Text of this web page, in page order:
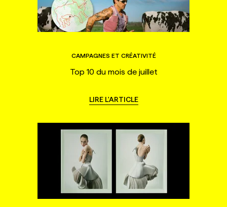
CAMPAGNES ET CRÉATIVITÉ
Top 10 du mois de juillet
LIRE L'ARTICLE